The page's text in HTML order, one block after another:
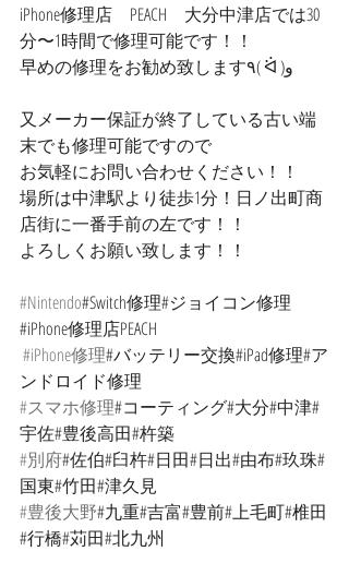
iPhone修理店　PEACH　大分中津店では30
分〜1時間で修理可能です！！
早めの修理をお勧め致します٩( ᐛ )و
又メーカー保証が終了している古い端
末でも修理可能ですので
お気軽にお問い合わせください！！
場所は中津駅より徒歩1分！日ノ出町商
店街に一番手前の左です！！
よろしくお願い致します！！
#Nintendo#Switch修理#ジョイコン修理
#iPhone修理店PEACH
#iPhone修理#バッテリー交換#iPad修理#ア
ンドロイド修理
#スマホ修理#コーティング#大分#中津#
宇佐#豊後高田#杵築
#別府#佐伯#臼杵#日田#日出#由布#玖珠#
国東#竹田#津久見
#豊後大野#九重#吉富#豊前#上毛町#椎田
#行橋#苅田#北九州